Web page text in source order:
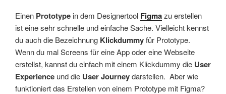
Einen Prototype in dem Designertool Figmazu erstellen
ist eine sehr schnelle und einfache Sache. Vielleicht kennst
du auch die Bezeichnung Klickdummyfür Prototype.
Wenn du mal Screens für eine App oder eine Webseite
erstellst, kannst du einfach mit einem Klickdummy die User
Experience und die User Journeydarstellen. Aber wie
funktioniert das Erstellen von einem Prototype mit Figma?